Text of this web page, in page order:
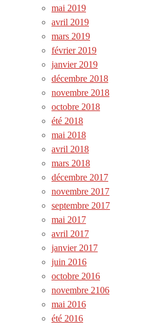
mai 2019
avril 2019
mars 2019
février 2019
janvier 2019
décembre 2018
novembre 2018
octobre 2018
été 2018
mai 2018
avril 2018
mars 2018
décembre 2017
novembre 2017
septembre 2017
mai 2017
avril 2017
janvier 2017
juin 2016
octobre 2016
novembre 2106
mai 2016
été 2016